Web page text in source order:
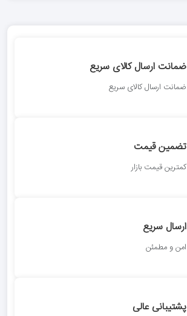
ضمانت ارسال کالای سریع
ضمانت ارسال کالای سریع
تضمین قیمت
کمترین قیمت بازار
ارسال سریع
امن و مطمئن
پشتیبانی عالی